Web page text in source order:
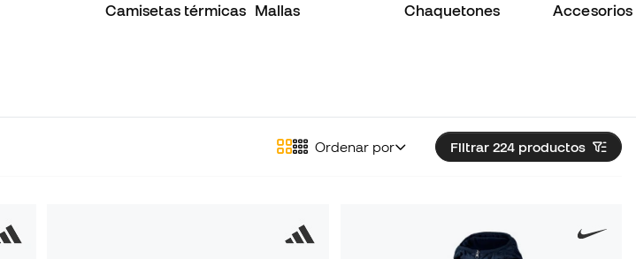
Camisetas térmicas Mallas Chaquetones Accesorios
Filtrar 224 productos
Ordenar por